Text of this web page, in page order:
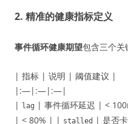
2. 精准的健康指标定义
事件循环健康期望包含三个关
| 指标 | 说明 | 阈值建议 |
|:—|:—|:—|
|
lag | 事件循环延迟 | <
| < 80% | | stalled | 是否